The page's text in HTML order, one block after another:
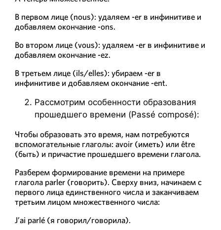
В первом лице (nous): удаляем -er в инфинитиве и
добавляем окончание -ons.
Во втором лице (vous): удаляем -er в инфинитиве и
добавляем окончание -ez.
В третьем лице (ils/elles): убираем -er в
инфинитиве и добавляем окончание -ent.
Рассмотрим особенности образования
прошедшего времени (Passé composé):
Чтобы образовать это время, нам потребуются
вспомогательные глаголы: avoir (иметь) или être
(быть) и причастие прошедшего времени глагола.
Разберем формирование времени на примере
глагола parler (говорить). Сверху вниз, начинаем с
первого лица единственного числа и заканчиваем
третьим лицом множественного числа:
J’ai parlé (я говорил/говорила).